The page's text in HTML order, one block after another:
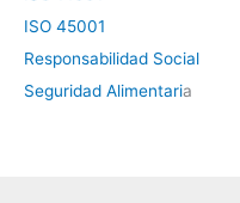
ISO 45001
Responsabilidad Social
Seguridad Alimentaria